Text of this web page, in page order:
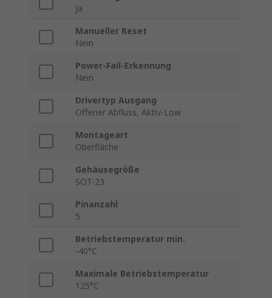
Ja
Manueller Reset
Nein
Power-Fail-Erkennung
Nein
Drivertyp Ausgang
Offener Abfluss, Aktiv-Low
Montageart
Oberfläche
Gehäusegröße
SOT-23
Pinanzahl
5
Betriebstemperatur min.
-40°C
Maximale Betriebstemperatur
125°C